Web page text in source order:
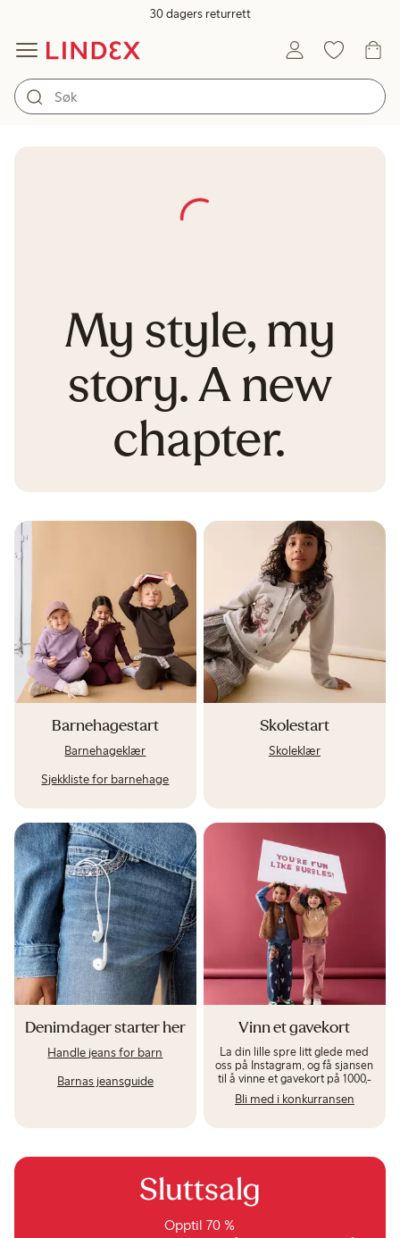
30 dagers returrett
My style, my
story. A new
chapter.
Barnehagestart
Barnehageklær
Sjekkliste for barnehage
Skolestart
Skoleklær
Denimdager starter her
Handle jeans for barn
Barnas jeansguide
Vinn et gavekort
La din lille spre litt glede med
oss på Instagram, og få sjansen
til å vinne et gavekort på 1000,-
Bli med i konkurransen
Sluttsalg
Opptil 70 %